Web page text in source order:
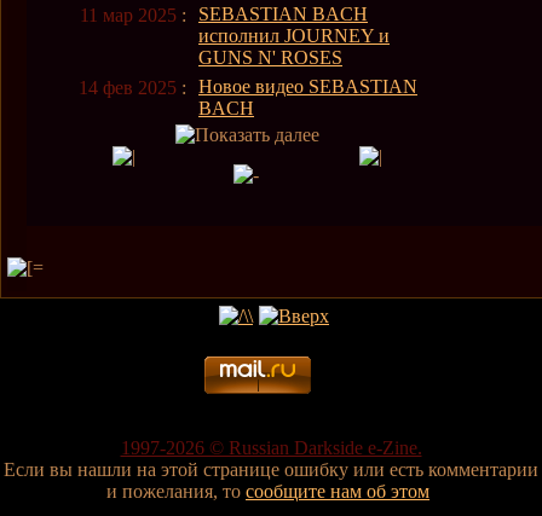
11 мар 2025 :
SEBASTIAN BACH
исполнил JOURNEY и
GUNS N' ROSES
14 фев 2025 :
Новое видео SEBASTIAN
BACH
1997-2026 © Russian Darkside e-Zine.
Если вы нашли на этой странице ошибку или есть комментарии
и пожелания, то сообщите нам об этом